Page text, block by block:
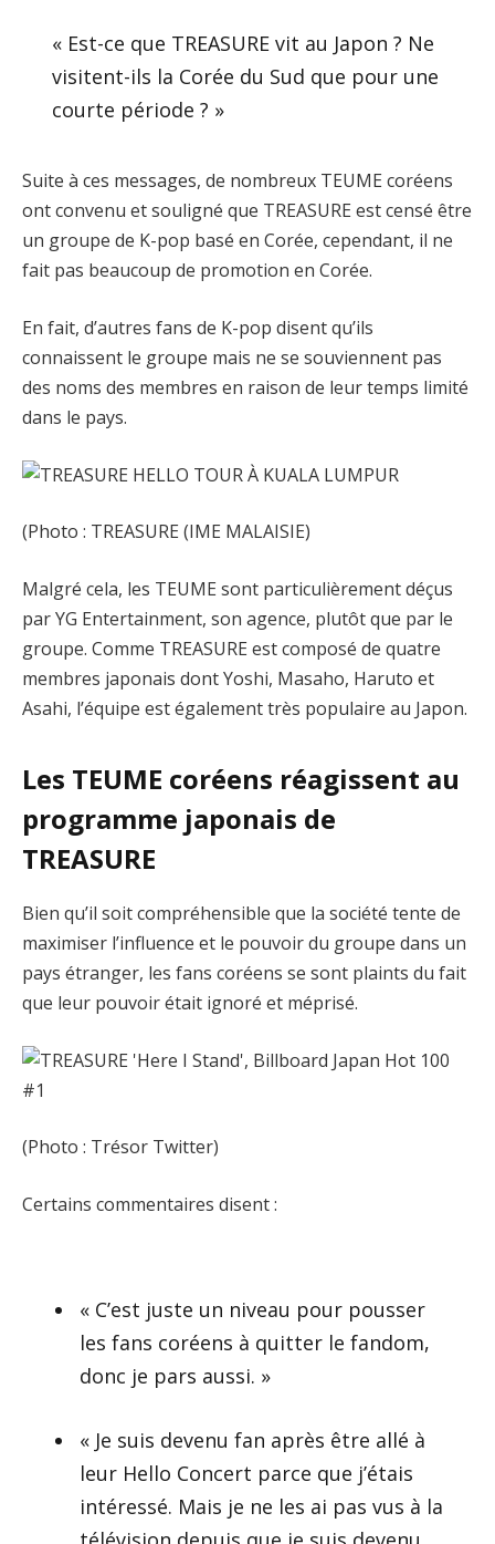
« Est-ce que TREASURE vit au Japon ? Ne
visitent-ils la Corée du Sud que pour une
courte période ? »
Suite à ces messages, de nombreux TEUME coréens
ont convenu et souligné que TREASURE est censé être
un groupe de K-pop basé en Corée, cependant, il ne
fait pas beaucoup de promotion en Corée.
En fait, d’autres fans de K-pop disent qu’ils
connaissent le groupe mais ne se souviennent pas
des noms des membres en raison de leur temps limité
dans le pays.
(Photo : TREASURE (IME MALAISIE)
Malgré cela, les TEUME sont particulièrement déçus
par YG Entertainment, son agence, plutôt que par le
groupe. Comme TREASURE est composé de quatre
membres japonais dont Yoshi, Masaho, Haruto et
Asahi, l’équipe est également très populaire au Japon.
Les TEUME coréens réagissent au
programme japonais de
TREASURE
Bien qu’il soit compréhensible que la société tente de
maximiser l’influence et le pouvoir du groupe dans un
pays étranger, les fans coréens se sont plaints du fait
que leur pouvoir était ignoré et méprisé.
(Photo : Trésor Twitter)
Certains commentaires disent :
« C’est juste un niveau pour pousser
les fans coréens à quitter le fandom,
donc je pars aussi. »
« Je suis devenu fan après être allé à
leur Hello Concert parce que j’étais
intéressé. Mais je ne les ai pas vus à la